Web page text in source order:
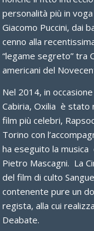
personalità più in
Giacomo Puccini, dai
cenno alla
“legame segreto” tra
americani del
Nel 2014, in
Cabiria, Oxilia è stato
film più celebri,
Torino con
ha eseguito la
Pietro Mascagni. La
del film di culto
contenente pure un
regista, alla cui
Deabate.